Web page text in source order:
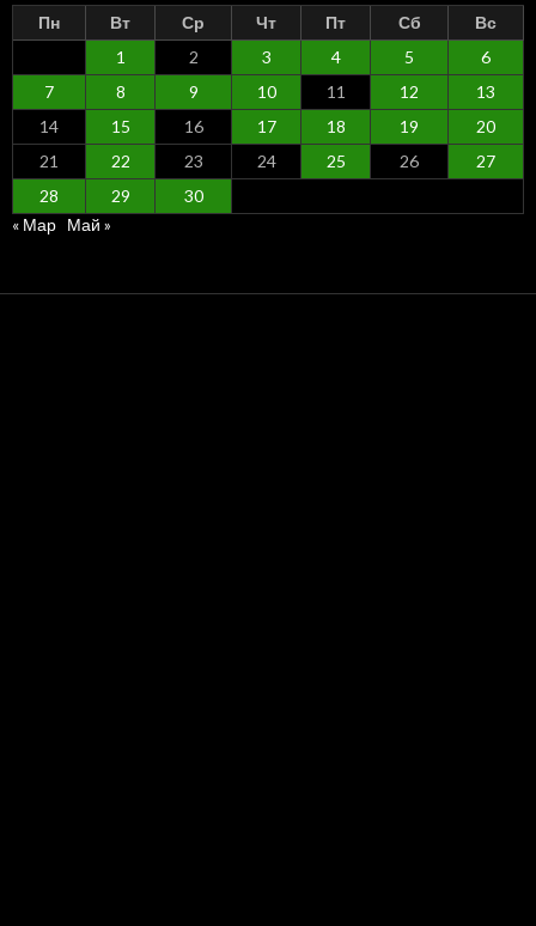
Пн Вт Ср Чт Пт Сб
Вс
1
2 3 4 5
6
7
8 9 10 11 12
13
14
15 16 17 18 19
20
21
22 23 24 25 26
27
28
29
30
« Мар Май »